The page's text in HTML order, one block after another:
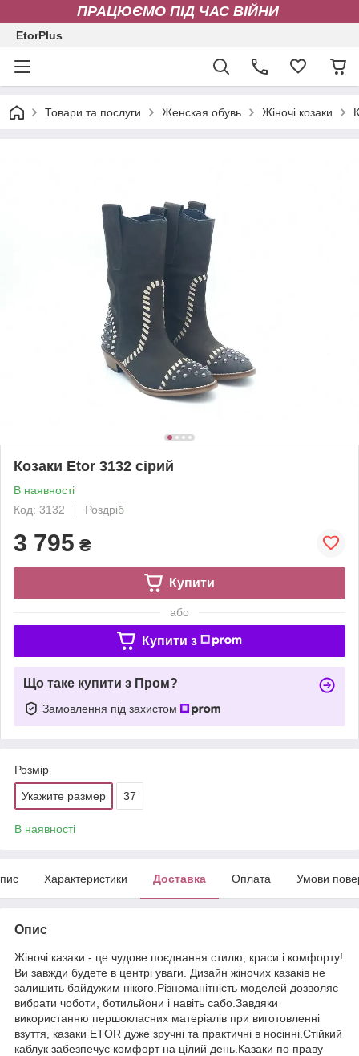
ПРАЦЮЄМО ПІД ЧАС ВІЙНИ
EtorPlus
Товари та послуги Женская обувь Жіночі козаки
Козаки Etor 3132 сірий
В наявності
Код: 3132
Роздріб
3 795 ₴
Купити
або
Купити з
Що таке купити з Пром?
Замовлення під захистом
Розмір
Укажите размер 37
В наявності
Характеристики Доставка Оплата Умови
Опис
Жіночі казаки - це чудове поєднання стилю, краси і комфорту!
Ви завжди будете в центрі уваги. Дизайн жіночих казаків не
залишить байдужим нікого.Різноманітність моделей дозволяє
вибрати чоботи, ботильйони і навіть сабо.Завдяки
використанню першокласних матеріалів при виготовленні
взуття, казаки ETOR дуже зручні та практичні в носінні.Стійкий
каблук забезпечує комфорт на цілий день.Казаки по праву